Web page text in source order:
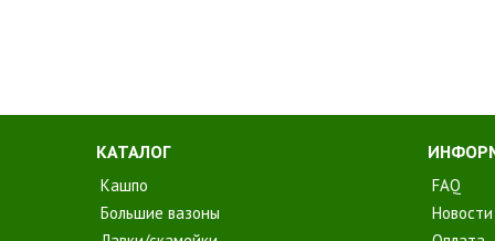
КАТАЛОГ
Кашпо
Большие вазоны
FAQ
Новости